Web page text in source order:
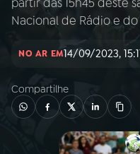
Nacional de Rádio e do
NO AR EM14/09/2023,
Compartilhe